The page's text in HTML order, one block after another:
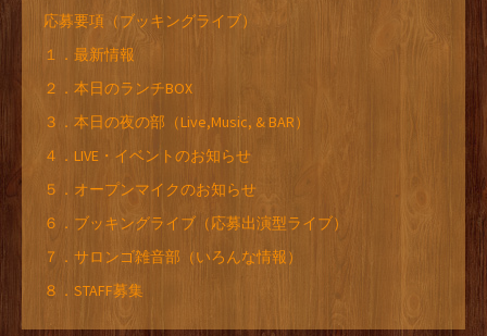
応募要項（ブッキングライブ）
１．最新情報
２．本日のランチBOX
３．本日の夜の部（Live,Music, & BAR）
４．LIVE・イベントのお知らせ
５．オープンマイクのお知らせ
６．ブッキングライブ（応募出演型ライブ）
７．サロンゴ雑音部（いろんな情報）
８．STAFF募集